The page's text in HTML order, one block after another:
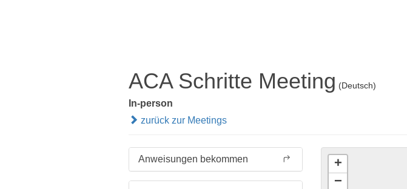
ACA Schritte Meeting (Deutsch)
In-person
zurück zur Meetings
Anweisungen bekommen
+
−